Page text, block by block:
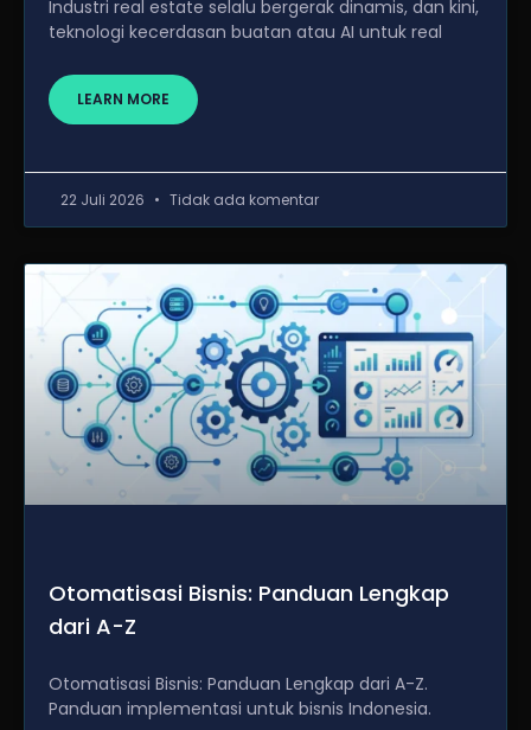
Industri real estate selalu bergerak dinamis, dan kini,
teknologi kecerdasan buatan atau AI untuk real
LEARN MORE
22 Juli 2026 Tidak ada komentar
Otomatisasi Bisnis: Panduan Lengkap
dari A-Z
Otomatisasi Bisnis: Panduan Lengkap dari A-Z.
Panduan implementasi untuk bisnis Indonesia.